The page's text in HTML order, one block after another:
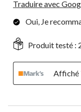
Traduire avec
Oui, Je
Produit testé :
Affiché